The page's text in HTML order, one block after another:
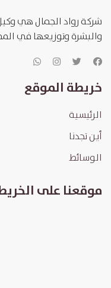
شركة رواد الجمال هي
والبشرة وتوزيعها في
خريطة الموقع
الرئيسية
أين تجدنا
الوسائط
موقعنا على